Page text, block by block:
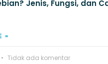
Jenis, Fungsi, dan
»
Tidak ada komentar